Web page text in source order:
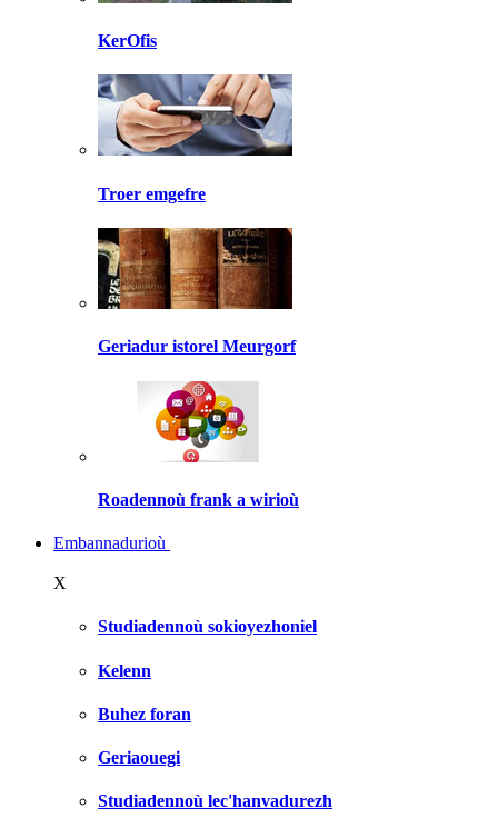
KerOfis
Troer emgefre
Geriadur istorel Meurgorf
Roadennoù frank a wirioù
Embannadurioù
X
Studiadennoù sokioyezhoniel
Kelenn
Buhez foran
Geriaouegi
Studiadennoù lec'hanvadurezh